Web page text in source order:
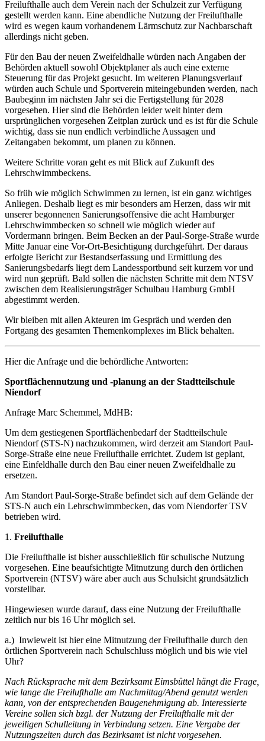
Freilufthalle auch dem Verein nach der Schulzeit zur Verfügung
gestellt werden kann. Eine abendliche Nutzung der Freilufthalle
wird es wegen kaum vorhandenem Lärmschutz zur Nachbarschaft
allerdings nicht geben.
Für den Bau der neuen Zweifeldhalle würden nach Angaben der
Behörden aktuell sowohl Objektplaner als auch eine externe
Steuerung für das Projekt gesucht. Im weiteren Planungsverlauf
würden auch Schule und Sportverein miteingebunden werden, nach
Baubeginn im nächsten Jahr sei die Fertigstellung für 2028
vorgesehen. Hier sind die Behörden leider weit hinter dem
ursprünglichen vorgesehen Zeitplan zurück und es ist für die Schule
wichtig, dass sie nun endlich verbindliche Aussagen und
Zeitangaben bekommt, um planen zu können.
Weitere Schritte voran geht es mit Blick auf Zukunft des
Lehrschwimmbeckens.
So früh wie möglich Schwimmen zu lernen, ist ein ganz wichtiges
Anliegen. Deshalb liegt es mir besonders am Herzen, dass wir mit
unserer begonnenen Sanierungsoffensive die acht Hamburger
Lehrschwimmbecken so schnell wie möglich wieder auf
Vordermann bringen. Beim Becken an der Paul-Sorge-Straße wurde
Mitte Januar eine Vor-Ort-Besichtigung durchgeführt. Der daraus
erfolgte Bericht zur Bestandserfassung und Ermittlung des
Sanierungsbedarfs liegt dem Landessportbund seit kurzem vor und
wird nun geprüft. Bald sollen die nächsten Schritte mit dem NTSV
zwischen dem Realisierungsträger Schulbau Hamburg GmbH
abgestimmt werden.
Wir bleiben mit allen Akteuren im Gespräch und werden den
Fortgang des gesamten Themenkomplexes im Blick behalten.
Hier die Anfrage und die behördliche Antworten:
Sportflächennutzung und -planung an der Stadtteilschule
Niendorf
Anfrage Marc Schemmel, MdHB:
Um dem gestiegenen Sportflächenbedarf der Stadtteilschule
Niendorf (STS-N) nachzukommen, wird derzeit am Standort Paul-
Sorge-Straße eine neue Freilufthalle errichtet. Zudem ist geplant,
eine Einfeldhalle durch den Bau einer neuen Zweifeldhalle zu
ersetzen.
Am Standort Paul-Sorge-Straße befindet sich auf dem Gelände der
STS-N auch ein Lehrschwimmbecken, das vom Niendorfer TSV
betrieben wird.
1. Freilufthalle
Die Freilufthalle ist bisher ausschließlich für schulische Nutzung
vorgesehen. Eine beaufsichtigte Mitnutzung durch den örtlichen
Sportverein (NTSV) wäre aber auch aus Schulsicht grundsätzlich
vorstellbar.
Hingewiesen wurde darauf, dass eine Nutzung der Freilufthalle
zeitlich nur bis 16 Uhr möglich sei.
a.) Inwieweit ist hier eine Mitnutzung der Freilufthalle durch den
örtlichen Sportverein nach Schulschluss möglich und bis wie viel
Uhr?
Nach Rücksprache mit dem Bezirksamt Eimsbüttel hängt die Frage,
wie lange die Freilufthalle am Nachmittag/Abend genutzt werden
kann, von der entsprechenden Baugenehmigung ab. Interessierte
Vereine sollen sich bzgl. der Nutzung der Freilufthalle mit der
jeweiligen Schulleitung in Verbindung setzen. Eine Vergabe der
Nutzungszeiten durch das Bezirksamt ist nicht vorgesehen.